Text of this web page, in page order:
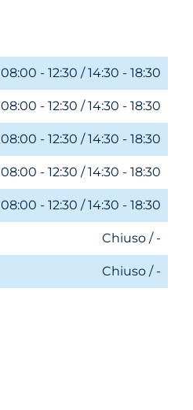
08:00 - 12:30 / 14:30 - 18:30
08:00 - 12:30 / 14:30 - 18:30
08:00 - 12:30 / 14:30 - 18:30
08:00 - 12:30 / 14:30 - 18:30
08:00 - 12:30 / 14:30 - 18:30
Chiuso / -
Chiuso / -